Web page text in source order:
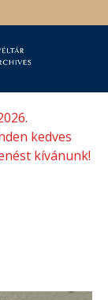
kedves
kívánunk!